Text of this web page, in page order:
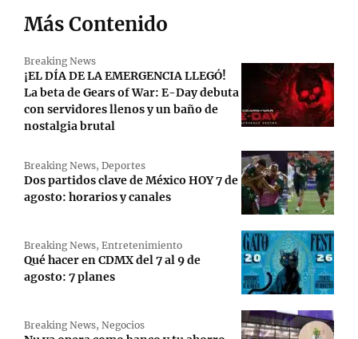
Más Contenido
Breaking News
¡EL DÍA DE LA EMERGENCIA LLEGÓ!
La beta de Gears of War: E-Day debuta
con servidores llenos y un baño de
nostalgia brutal
Breaking News, Deportes
Dos partidos clave de México HOY 7 de
agosto: horarios y canales
Breaking News, Entretenimiento
Qué hacer en CDMX del 7 al 9 de
agosto: 7 planes
Breaking News, Negocios